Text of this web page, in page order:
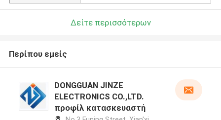
Δείτε περισσότερων
Περίπου εμείς
DONGGUAN JINZE
ELECTRONICS CO.,LTD.
προφίλ κατασκευαστή